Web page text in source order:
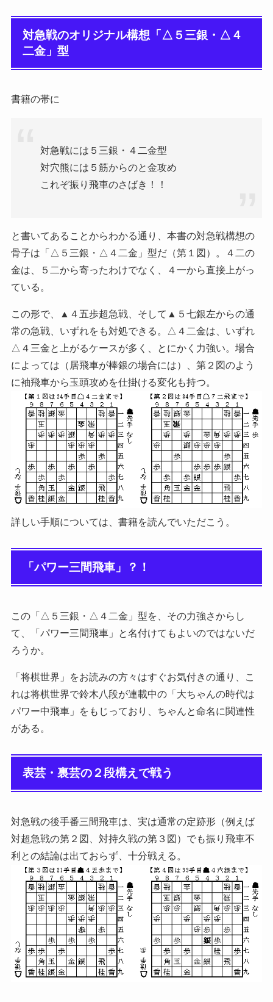
対急戦のオリジナル構想「△５三銀・△４
二金」型
書籍の帯に
対急戦には５三銀・４二金型
対穴熊には５筋からのと金攻め
これぞ振り飛車のさばき！！
と書いてあることからわかる通り、本書の対急戦構想の
骨子は「△５三銀・△４二金」型だ（第１図）。４二の
金は、５二から寄ったわけでなく、４一から直接上がっ
ている。
この形で、▲４五歩超急戦、そして▲５七銀左からの通
常の急戦、いずれをも対処できる。△４二金は、いずれ
△４三金と上がるケースが多く、とにかく力強い。場合
によっては（居飛車が棒銀の場合には）、第２図のよう
に袖飛車から玉頭攻めを仕掛ける変化も持つ。
詳しい手順については、書籍を読んでいただこう。
「パワー三間飛車」？！
この「△５三銀・△４二金」型を、その力強さからし
て、「パワー三間飛車」と名付けてもよいのではないだ
ろうか。
「将棋世界」をお読みの方々はすぐお気付きの通り、こ
れは将棋世界で鈴木八段が連載中の「大ちゃんの時代は
パワー中飛車」をもじっており、ちゃんと命名に関連性
がある。
表芸・裏芸の２段構えで戦う
対急戦の後手番三間飛車は、実は通常の定跡形（例えば
対超急戦の第２図、対持久戦の第３図）でも振り飛車不
利との結論は出ておらず、十分戦える。